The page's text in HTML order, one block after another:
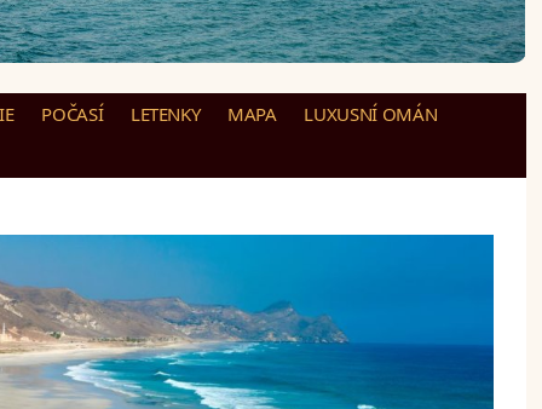
POČASÍ LETENKY MAPA
LUXUSNÍ OMÁN